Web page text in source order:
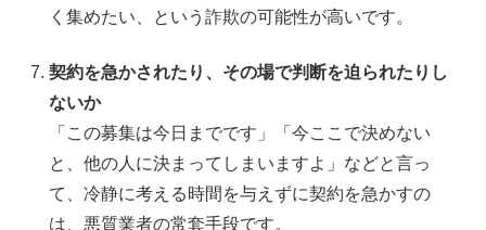
く集めたい、という詐欺の可能性が高いです。
契約を急かされたり、その場で判断を迫られたりし
ないか
「この募集は今日までです」「今ここで決めない
と、他の人に決まってしまいますよ」などと言っ
て、冷静に考える時間を与えずに契約を急かすの
は、悪質業者の常套手段です。